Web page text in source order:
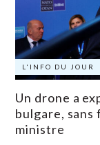
L'INFO DU JOUR
Un drone a
bulgare,
ministre